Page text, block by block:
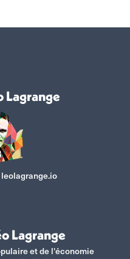
Lagrange
leolagrange.io
Lagrange
et de l'économie